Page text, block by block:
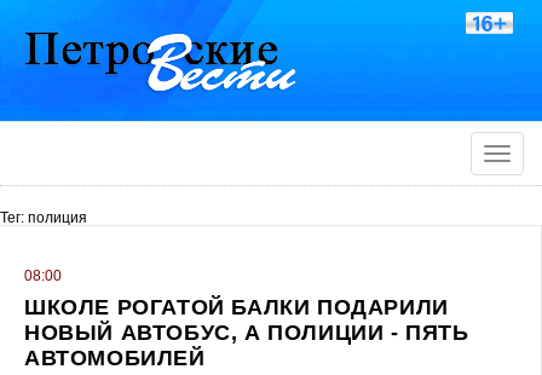
Toggle
Тег: полиция
08:00
ШКОЛЕ РОГАТОЙ БАЛКИ ПОДАРИЛИ
НОВЫЙ АВТОБУС, А ПОЛИЦИИ - ПЯТЬ
АВТОМОБИЛЕЙ